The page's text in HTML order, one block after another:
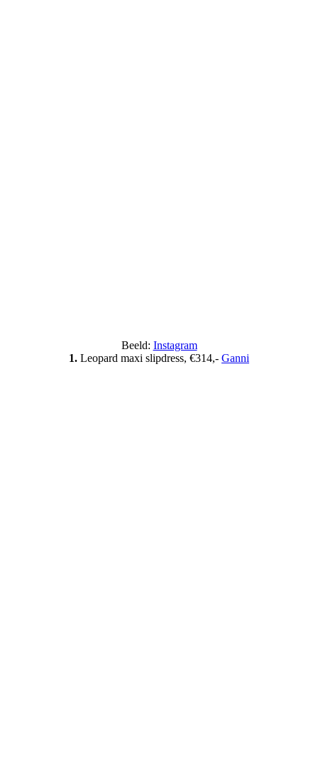
Beeld: Instagram
1. Leopard maxi slipdress, €314,- Ganni